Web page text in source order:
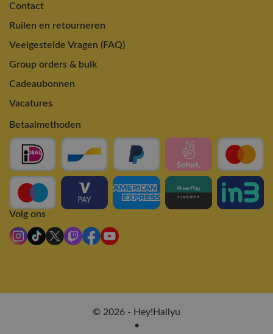
Contact
Ruilen en retourneren
Veelgestelde Vragen (FAQ)
Group orders & bulk
Cadeaubonnen
Vacatures
Betaalmethoden
Volg ons
© 2026 - Hey!Hallyu
•